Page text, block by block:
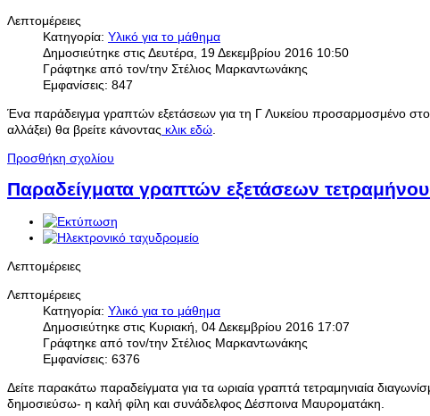
Λεπτομέρειες
Κατηγορία: Yλικό για το μάθημα
Δημοσιεύτηκε στις Δευτέρα, 19 Δεκεμβρίου 2016 10:50
Γράφτηκε από τον/την Στέλιος Μαρκαντωνάκης
Εμφανίσεις: 847
Ένα παράδειγμα γραπτών εξετάσεων για τη Γ Λυκείου προσαρμοσμένο στο
αλλάξει) θα βρείτε κάνοντας κλικ εδώ
Προσθήκη σχολίου
Παραδείγματα γραπτών εξετάσεων τετραμήνου
Λεπτομέρειες
Λεπτομέρειες
Κατηγορία: Yλικό για το μάθημα
Δημοσιεύτηκε στις Κυριακή, 04 Δεκεμβρίου 2016 17:07
Γράφτηκε από τον/την Στέλιος Μαρκαντωνάκης
Εμφανίσεις: 6376
Δείτε παρακάτω παραδείγματα για τα ωριαία γραπτά τετραμηνιαία
δημοσιεύσω- η καλή φίλη και συνάδελφος Δέσποινα Μαυροματάκη.